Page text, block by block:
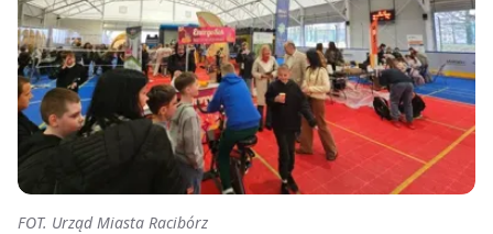
FOT. Urząd Miasta Racibórz